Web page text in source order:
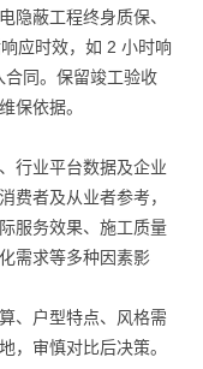
隐蔽工程终身质保、
应时效，如 2 小时响
同。保留竣工验收
保依据。
行业平台数据及企业
费者及从业者参考，
服务效果、施工质量
需求等多种因素影
、户型特点、风格需
，审慎对比后决策。